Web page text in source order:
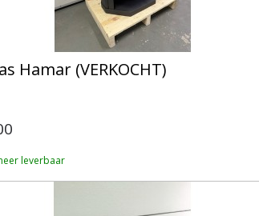
Hamar (VERKOCHT)
leverbaar